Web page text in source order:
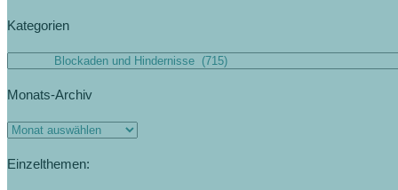
Kategorien
Monats-Archiv
Einzelthemen: